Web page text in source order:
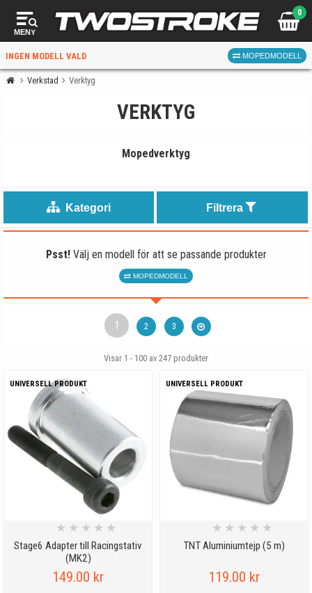
MENY
0
INGEN MODELL VALD MOPEDMODELL
VÄLJ MOPEDFÖR RÄTT DELAR
VÄLJ
När du valt kommer butiken visa delar för vald moped
och universella produkter.
Verkstad Verktyg
VERKTYG
Mopedverktyg
Kategori Filtrera
Psst!Välj en modell för att se passande produkter
MOPEDMODELL
1 2 3
Visar 1 - 100 av 247 produkter
UNIVERSELL PRODUKT
Stage6 Adapter till Racingstativ
(MK2)
★ ★ ★ ★ ★
149.00 kr
UNIVERSELL PRODUKT
TNT Aluminiumtejp (5 m)
★ ★ ★ ★ ★
119.00 kr